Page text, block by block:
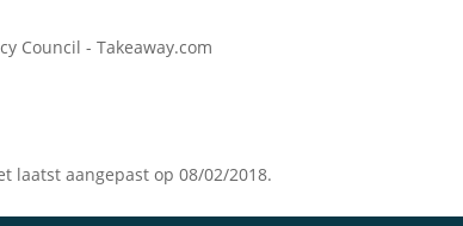
Council - Takeaway.com
laatst aangepast op 08/02/2018.